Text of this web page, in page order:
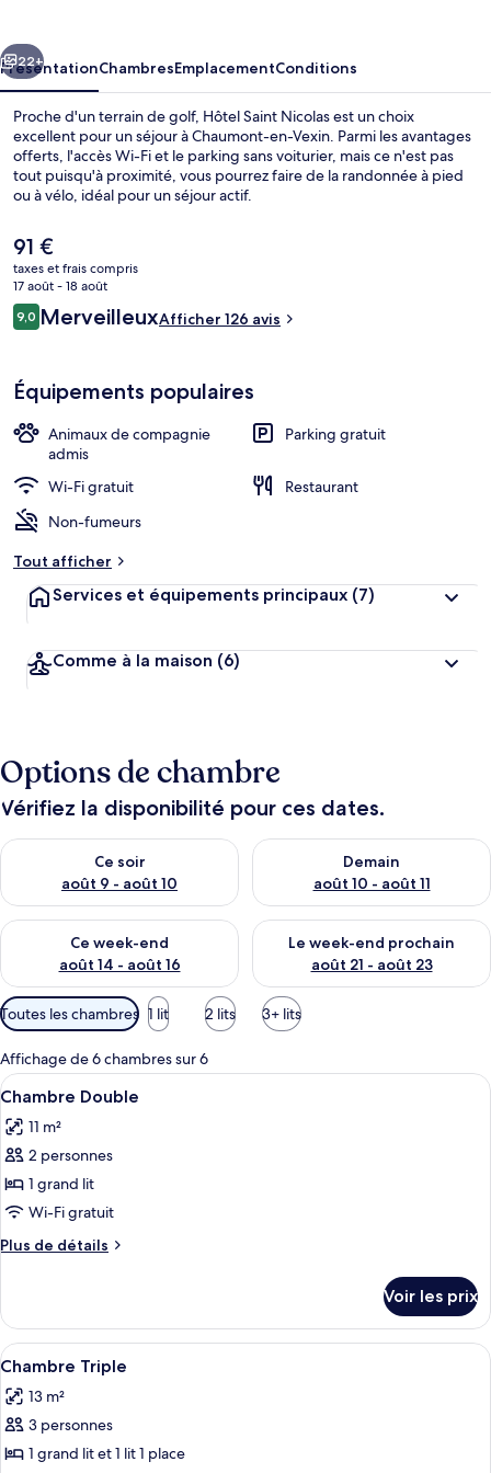
Suivant
22+
PrésentationChambresEmplacementConditions
Proche d'un terrain de golf, Hôtel Saint Nicolas est un choix
excellent pour un séjour à Chaumont-en-Vexin. Parmi les avantages
offerts, l'accès Wi-Fi et le parking sans voiturier, mais ce n'est pas
tout puisqu'à proximité, vous pourrez faire de la randonnée à pied
ou à vélo, idéal pour un séjour actif.
Le
prix
actuel
est
de
91 €
taxes et frais compris
17 août - 18 août
Avis
voyageurs
9,09,0 sur 10
MerveilleuxAfficher 126 avis
Équipements populaires
Animaux de compagnie
admis
Parking gratuit
Wi-Fi gratuit
Restaurant
Non-fumeurs
Tout afficher
Services et équipements principaux (7)
Comme à la maison (6)
Options de chambre
Vérifiez la disponibilité pour ces dates.
Ce soir
août 9 - août 10
Vérifier la disponibilité pour ce soir août 9 - août 10
Demain
août 10 - août 11
Vérifier la disponibilité pour
Ce week-end
août 14 - août 16
Vérifier la disponibilité pour ce week-end août 14 - août 16
Le week-end prochain
août 21 - août 23
Vérifier la disponibilité pour
Filtres
disponibles
pour
les
chambres
Toutes les chambres 1 lit 2 lits 3+ lits
Affichage de 6 chambres sur 6
Afficher
toutes
les
photos
pour
ce
type
de
Chambre
Double
Une chambre avec un mur en
7
Chambre Double
11 m²
2 personnes
1 grand lit
Wi-Fi gratuit
Plus de détails
Plus
le
type
de
Chambre
Double
Voir les prix
Afficher
toutes
les
photos
pour
Une chambre avec deux lits, une
4
Chambre Triple
13 m²
3 personnes
1 grand lit et 1 lit 1 place